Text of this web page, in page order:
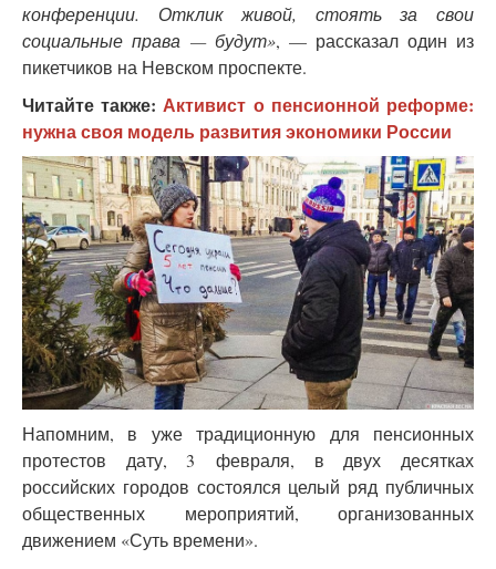
конференции. Отклик живой, стоять за свои
социальные права — будут», — рассказал один из
пикетчиков на Невском проспекте.
Читайте также:Активист о пенсионной реформе:
нужна своя модель развития экономики России
Напомним, в уже традиционную для пенсионных
протестов дату, 3 февраля, в двух десятках
российских городов состоялся целый ряд публичных
общественных мероприятий, организованных
движением «Суть времени».